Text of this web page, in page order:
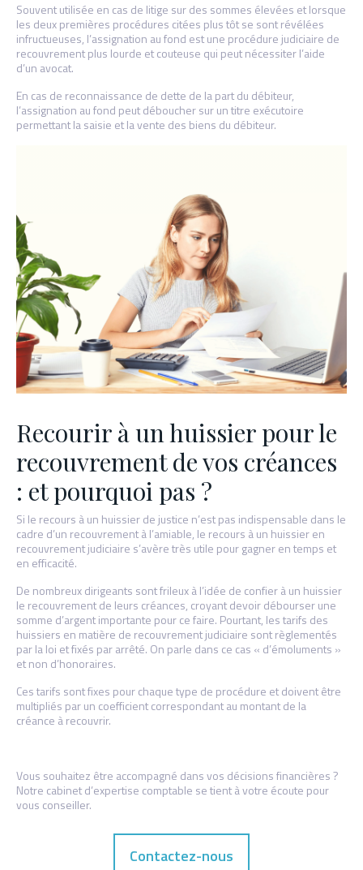
Souvent utilisée en cas de litige sur des sommes élevées et lorsque
les deux premières procédures citées plus tôt se sont révélées
infructueuses, l’assignation au fond est une procédure judiciaire de
recouvrement plus lourde et couteuse qui peut nécessiter l’aide
d’un avocat.
En cas de reconnaissance de dette de la part du débiteur,
l’assignation au fond peut déboucher sur un titre exécutoire
permettant la saisie et la vente des biens du débiteur.
Recourir à un huissier pour le
recouvrement de vos créances
: et pourquoi pas ?
Si le recours à un huissier de justice n’est pas indispensable dans le
cadre d’un recouvrement à l’amiable, le recours à un huissier en
recouvrement judiciaire s’avère très utile pour gagner en temps et
en efficacité.
De nombreux dirigeants sont frileux à l’idée de confier à un huissier
le recouvrement de leurs créances, croyant devoir débourser une
somme d’argent importante pour ce faire. Pourtant, les tarifs des
huissiers en matière de recouvrement judiciaire sont règlementés
par la loi et fixés par arrêté. On parle dans ce cas « d’émoluments »
et non d’honoraires.
Ces tarifs sont fixes pour chaque type de procédure et doivent être
multipliés par un coefficient correspondant au montant de la
créance à recouvrir.
Vous souhaitez être accompagné dans vos décisions financières ?
Notre cabinet d’expertise comptable se tient à votre écoute pour
vous conseiller.
Contactez-nous